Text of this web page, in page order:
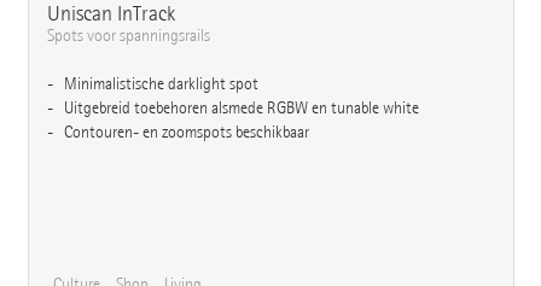
Uniscan InTrack
Spots voor spanningsrails
Minimalistische darklight spot
Uitgebreid toebehoren alsmede RGBW en tunable white
Contouren- en zoomspots beschikbaar